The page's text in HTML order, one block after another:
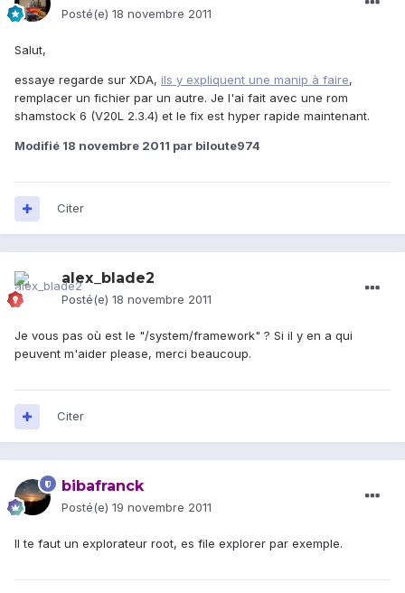
Posté(e) 18 novembre 2011
Salut,
essaye regarde sur XDA, ils y expliquent une manip à faire,
remplacer un fichier par un autre. Je l'ai fait avec une rom
shamstock 6 (V20L 2.3.4) et le fix est hyper rapide maintenant.
Modifié 18 novembre 2011 par biloute974
Citer
alex_blade2
Posté(e) 18 novembre 2011
Je vous pas où est le "/system/framework" ? Si il y en a qui
peuvent m'aider please, merci beaucoup.
Citer
bibafranck
Posté(e) 19 novembre 2011
Il te faut un explorateur root, es file explorer par exemple.